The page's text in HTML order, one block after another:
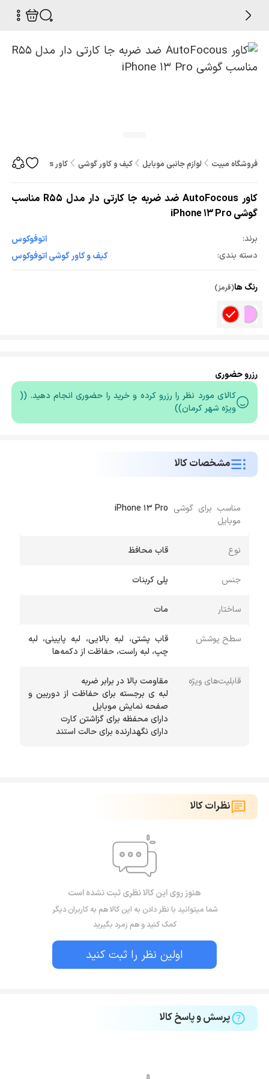
فروشگاه مبیت لوازم جانبی موبایل کیف و کاور گوشی کاور AutoFocous ضد ضربه جا کارتی دار مدل R55 مناسب گوشی iPhone 13 Pro
کاور AutoFocous ضد ضربه جا کارتی دار مدل R55 مناسب
گوشی iPhone 13 Pro
برند:
اتوفوکوس
دسته بندی:
کیف و کاور گوشی اتوفوکوس
رنگ ها(قرمز)
رزرو حضوری
کالای مورد نظر را رزرو کرده و خرید را حضوری انجام دهید. ((
ویژه شهر کرمان))
مشخصات کالا
مناسب برای گوشی
موبایل
iPhone 13 Pro
نوع قاب محافظ
جنس پلی کربنات
ساختار مات
سطح پوشش
قاب پشتی، لبه بالایی، لبه پایینی، لبه
چپ، لبه راست، حفاظت از دکمه‌ها
قابلیت‌های ویژه
لبه ی برجسته برای حفاظت از دوربین و
صفحه نمایش موبایل
دارای محفظه برای گزاشتن کارت
دارای نگهدارنده برای حالت استند
نظرات کالا
هنوز روی این کالا نظری ثبت نشده است
شما میتوانید با نظر دادن به این کالا هم به کاربران دیگر
کمک کنید و هم زمرد بگیرید
اولین نظر را ثبت کنید
پرسش و پاسخ کالا